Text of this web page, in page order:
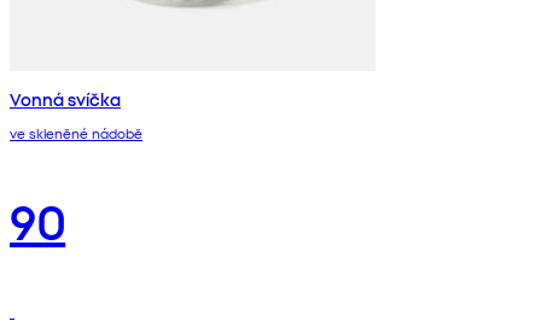
Vonná svíčka
ve skleněné nádobě
90